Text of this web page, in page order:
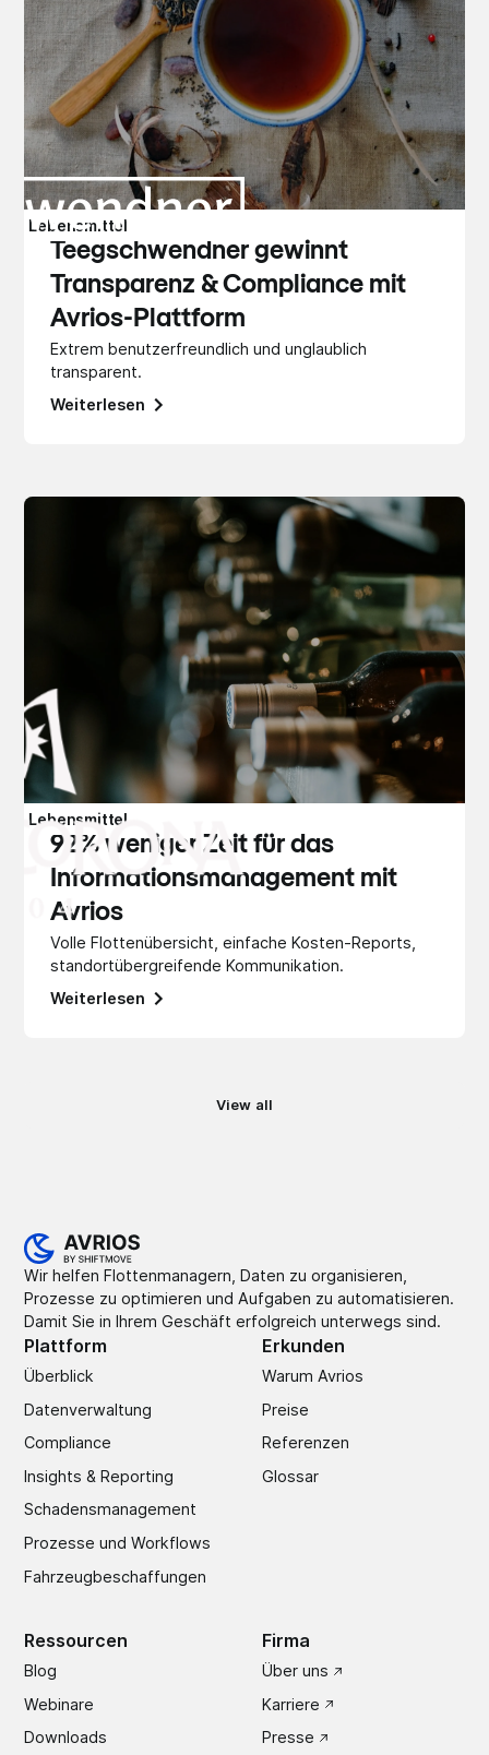
Lebensmittel
Teegschwendner gewinnt
Transparenz & Compliance mit
Avrios-Plattform
Extrem benutzerfreundlich und unglaublich
transparent.
Weiterlesen
Lebensmittel
92% weniger Zeit für das
Informationsmanagement mit
Avrios
Volle Flottenübersicht, einfache Kosten-Reports,
standortübergreifende Kommunikation.
Weiterlesen
View all
Wir helfen Flottenmanagern, Daten zu organisieren,
Prozesse zu optimieren und Aufgaben zu automatisieren.
Damit Sie in Ihrem Geschäft erfolgreich unterwegs sind.
Plattform
Überblick
Datenverwaltung
Compliance
Insights & Reporting
Schadens­management
Prozesse und Workflows
Fahrzeugbeschaffungen
Erkunden
Warum Avrios
Preise
Referenzen
Glossar
Ressourcen
Blog
Webinare
Downloads
Firma
Über uns
Karriere
Presse